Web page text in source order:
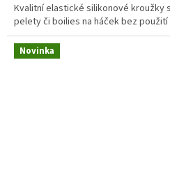
Kvalitní elastické silikonové kroužky
pelety či boilies na háček bez
Novinka